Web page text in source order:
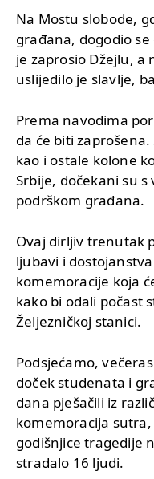
Na Mostu slobode,
građana, dogodio
je zaprosio Džejlu, a
uslijedilo je slavlje,
Prema navodima
da će biti
kao i ostale kolone
Srbije, dočekani su
podrškom građana.
Ovaj dirljiv trenutak
ljubavi i
komemoracije koja
kako bi odali počast
Željezničkoj stanici.
Podsjećamo,
doček studenata i
dana pješačili iz
komemoracija
godišnjice tragedije
stradalo 16 ljudi.